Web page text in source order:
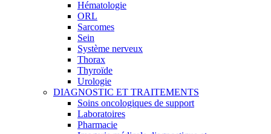
Hématologie
ORL
Sarcomes
Sein
Système nerveux
Thorax
Thyroïde
Urologie
DIAGNOSTIC ET TRAITEMENTS
Soins oncologiques de support
Laboratoires
Pharmacie